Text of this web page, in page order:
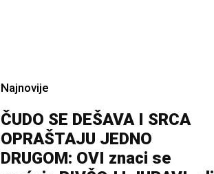
Najnovije
ČUDO SE DEŠAVA I SRCA
OPRAŠTAJU JEDNO
DRUGOM: OVI znaci se